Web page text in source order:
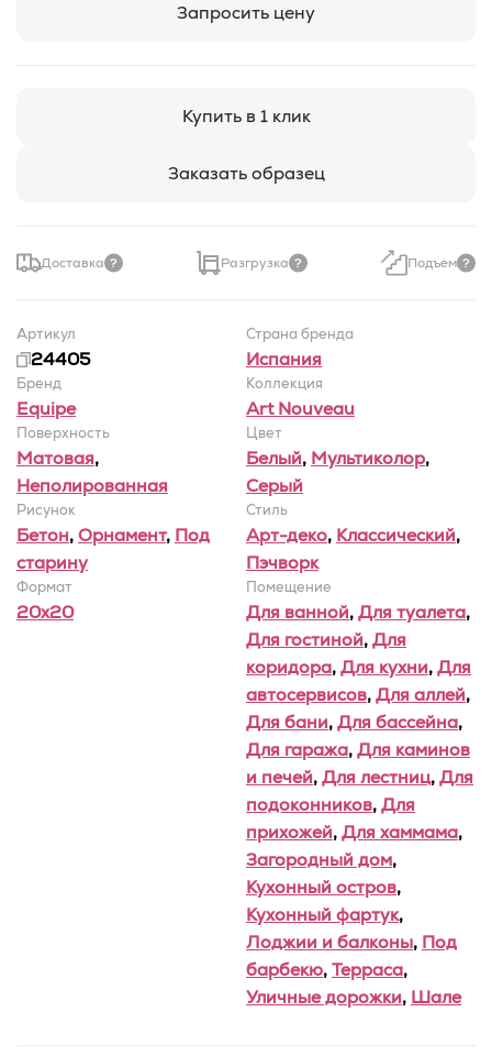
Запросить цену
Купить в 1 клик
Заказать образец
Доставка Разгрузка Подъем
Артикул
24405
Страна бренда
Испания
Бренд
Equipe
Коллекция
Art Nouveau
Поверхность
Матовая,
Неполированная
Цвет
Белый, Мультиколор,
Серый
Рисунок
Бетон,Орнамент, Под
старину
Стиль
Арт-деко, Классический,
Пэчворк
Формат
20x20
Помещение
Для ванной,Для туалета,
Для гостиной,Для
коридора,Для кухни,Для
автосервисов,Для аллей,
Для бани,Для бассейна,
Для гаража,Для каминов
и печей,Для лестниц,Для
подоконников,Для
прихожей,Для хаммама,
Загородный дом,
Кухонный остров,
Кухонный фартук,
Лоджии и балконы, Под
барбекю,Терраса,
Уличные дорожки, Шале